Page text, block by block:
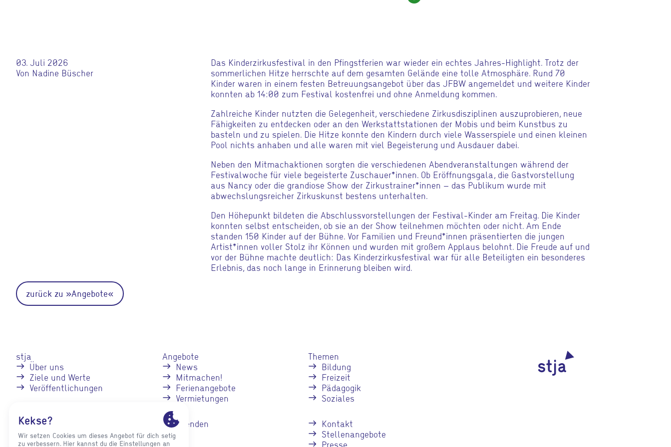
03. Juli 2026
Von Nadine Büscher
Das Kinderzirkusfestival in den Pfingstferien war wieder ein echtes Jahres-Highlight. Trotz der
sommerlichen Hitze herrschte auf dem gesamten Gelände eine tolle Atmosphäre. Rund 70
Kinder waren in einem festen Betreuungsangebot über das JFBW angemeldet und weitere Kinder
konnten ab 14:00 zum Festival kostenfrei und ohne Anmeldung kommen.
Zahlreiche Kinder nutzten die Gelegenheit, verschiedene Zirkusdisziplinen auszuprobieren, neue
Fähigkeiten zu entdecken oder an den Werkstattstationen der Mobis und beim Kunstbus zu
basteln und zu spielen. Die Hitze konnte den Kindern durch viele Wasserspiele und einen kleinen
Pool nichts anhaben und alle waren mit viel Begeisterung und Ausdauer dabei.
Neben den Mitmachaktionen sorgten die verschiedenen Abendveranstaltungen während der
Festivalwoche für viele begeisterte Zuschauer*innen. Ob Eröffnungsgala, die Gastvorstellung
aus Nancy oder die grandiose Show der Zirkustrainer*innen – das Publikum wurde mit
abwechslungsreicher Zirkuskunst bestens unterhalten.
Den Höhepunkt bildeten die Abschlussvorstellungen der Festival-Kinder am Freitag. Die Kinder
konnten selbst entscheiden, ob sie an der Show teilnehmen möchten oder nicht. Am Ende
standen 150 Kinder auf der Bühne. Vor Familien und Freund*innen präsentierten die jungen
Artist*innen voller Stolz ihr Können und wurden mit großem Applaus belohnt. Die Freude auf und
vor der Bühne machte deutlich: Das Kinderzirkusfestival war für alle Beteiligten ein besonderes
Erlebnis, das noch lange in Erinnerung bleiben wird.
zurück zu »Angebote«
stja
Über uns
Ziele und Werte
Veröffentlichungen
Angebote
News
Mitmachen!
Ferienangebote
Vermietungen
Themen
Bildung
Freizeit
Pädagogik
Soziales
Fachstellen
Einrichtungen
Jugendverbände
Spenden
Kontakt
Stellenangebote
Presse